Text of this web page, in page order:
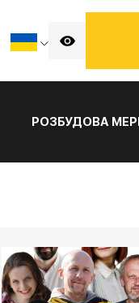
РОЗБУДОВА